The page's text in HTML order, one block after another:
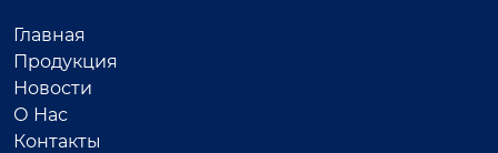
Главная
Продукция
Новости
О Нас
Контакты